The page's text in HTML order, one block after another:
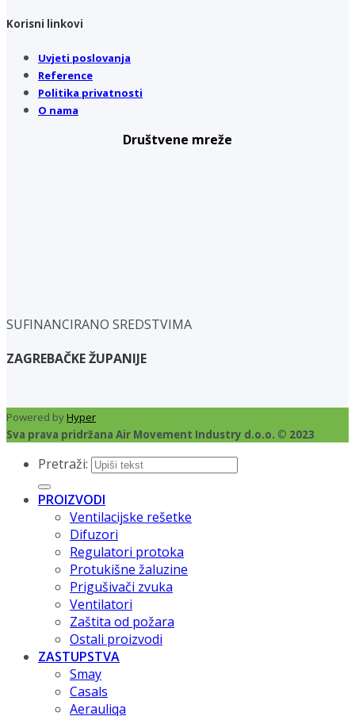
Korisni linkovi
Uvjeti poslovanja
Reference
Politika privatnosti
O nama
Društvene mreže
SUFINANCIRANO SREDSTVIMA
ZAGREBAČKE ŽUPANIJE
Powered byHyper
Sva prava pridržana Air Movement Industry d.o.o. © 2023
Pretraži:
PROIZVODI
Ventilacijske rešetke
Difuzori
Regulatori protoka
Protukišne žaluzine
Prigušivači zvuka
Ventilatori
Zaštita od požara
Ostali proizvodi
ZASTUPSTVA
Smay
Casals
Aerauliqa